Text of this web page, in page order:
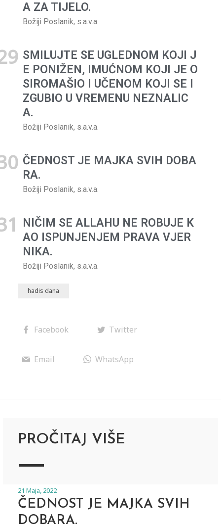
A ZA TI­JELO.
Božiji Poslanik, s.a.v.a.
SMILUJTE SE UGLEDNOM KOJI J
E PONIŽEN, IMUĆNOM KOJI JE O
SIROMAŠIO I UČENOM KOJI SE I
ZGUBIO U VREMENU NEZNALIC
A.
Božiji Poslanik, s.a.v.a.
ČEDNOST JE MAJKA SVIH DOBA
RA.
Božiji Poslanik, s.a.v.a.
NIČIM SE ALLAHU NE ROBUJE K
AO ISPUNJENJEM PRAVA VJER
NIKA.
Božiji Poslanik, s.a.v.a.
hadis dana
Facebook Twitter
Email WhatsApp
PROČITAJ VIŠE
21 Maja, 2022
ČEDNOST JE MAJKA SVIH
DOBARA.